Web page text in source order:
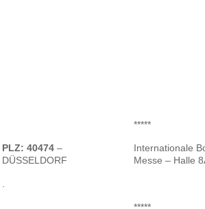
*****
PLZ: 40474 –
DÜSSELDORF
Internationale
Messe – Halle